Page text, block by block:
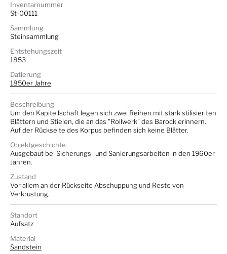
Inventarnummer
St-00111
Sammlung
Steinsammlung
Entstehungszeit
1853
Datierung
1850er Jahre
Beschreibung
Um den Kapitellschaft legen sich zwei Reihen mit stark stilisieriten
Blättern und Stielen, die an das "Rollwerk" des Barock erinnern.
Auf der Rückseite des Korpus befinden sich keine Blätter.
Objektgeschichte
Ausgebaut bei Sicherungs- und Sanierungsarbeiten in den 1960er
Jahren.
Zustand
Vor allem an der Rückseite Abschuppung und Reste von
Verkrustung.
Standort
Aufsatz
Material
Sandstein